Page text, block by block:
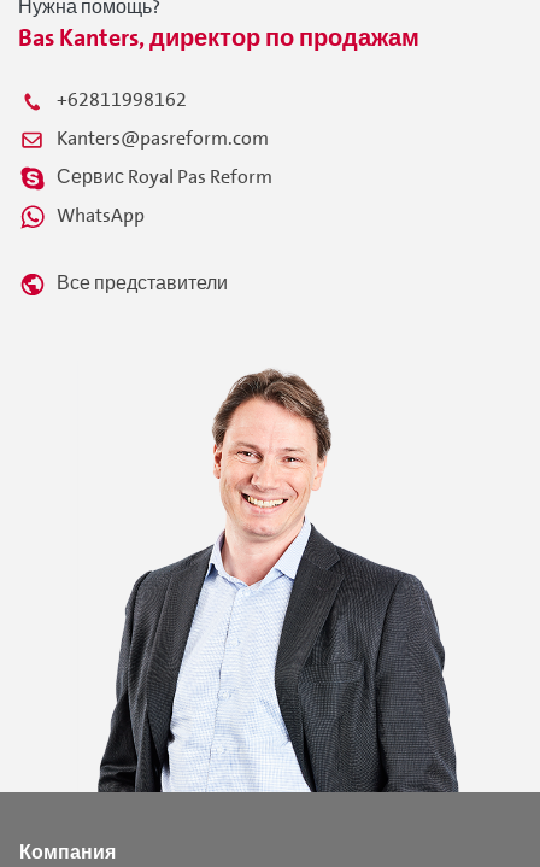
Нужна помощь?
Bas Kanters, директор по продажам
+62811998162
Kanters@pasreform.com
Сервис Royal Pas Reform
WhatsApp
Все представители
Компания